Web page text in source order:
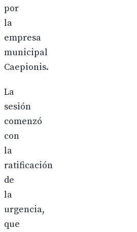
por
la
empresa
municipal
Caepionis.
La
sesión
comenzó
con
la
ratificación
de
la
urgencia,
que